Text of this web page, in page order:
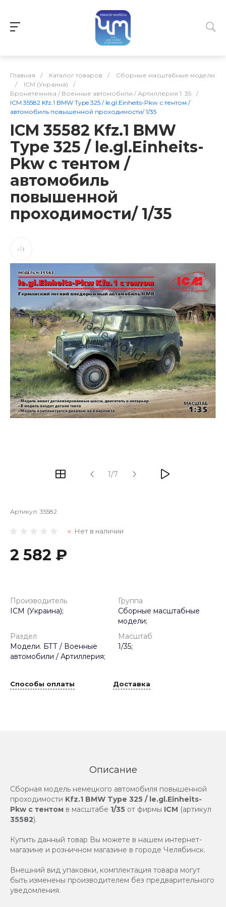
Главная / Каталог товаров /
Сборные масштабные модели
/
ICM (Украина)
/
Бронетехника / Военные автомобили / Артиллерия 1: 35
/
ICM 35582 Kfz.1 BMW Type 325 / le.gl.Einheits-Pkw с тентом /
автомобиль повышенной проходимости/ 1/35
ICM 35582 Kfz.1 BMW
Type 325 / le.gl.Einheits-
Pkw с тентом /
автомобиль
повышенной
проходимости/ 1/35
1/7
Артикул: 35582
Нет в наличии
2 582 ₽
Производитель
ICM (Украина);
Группа
Сборные масштабные
модели;
Раздел
Модели. БТТ / Военные
автомобили / Артиллерия;
Масштаб
1/35;
Способы оплаты Доставка
Описание
Сборная модель немецкого автомобиля повышенной
проходимости Kfz.1 BMW Type 325 / le.gl.Einheits-
Pkw с тентом в масштабе 1/35 от фирмы ICM (артикул
35582).
Купить данный товар Вы можете в нашем интернет-
магазине и розничном магазине в городе Челябинск.
Внешний вид упаковки, комплектация товара могут
быть изменены производителем без предварительного
уведомления.